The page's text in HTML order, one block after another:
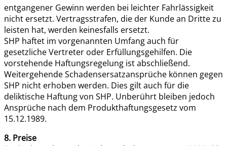
entgangener Gewinn werden bei leichter Fahrlässigkeit
nicht ersetzt. Vertragsstrafen, die der Kunde an Dritte zu
leisten hat, werden keinesfalls ersetzt.
SHP haftet im vorgenannten Umfang auch für
gesetzliche Vertreter oder Erfüllungsgehilfen. Die
vorstehende Haftungsregelung ist abschließend.
Weitergehende Schadensersatzansprüche können gegen
SHP nicht erhoben werden. Dies gilt auch für die
deliktische Haftung von SHP. Unberührt bleiben jedoch
Ansprüche nach dem Produkthaftungsgesetz vom
15.12.1989.
8. Preise